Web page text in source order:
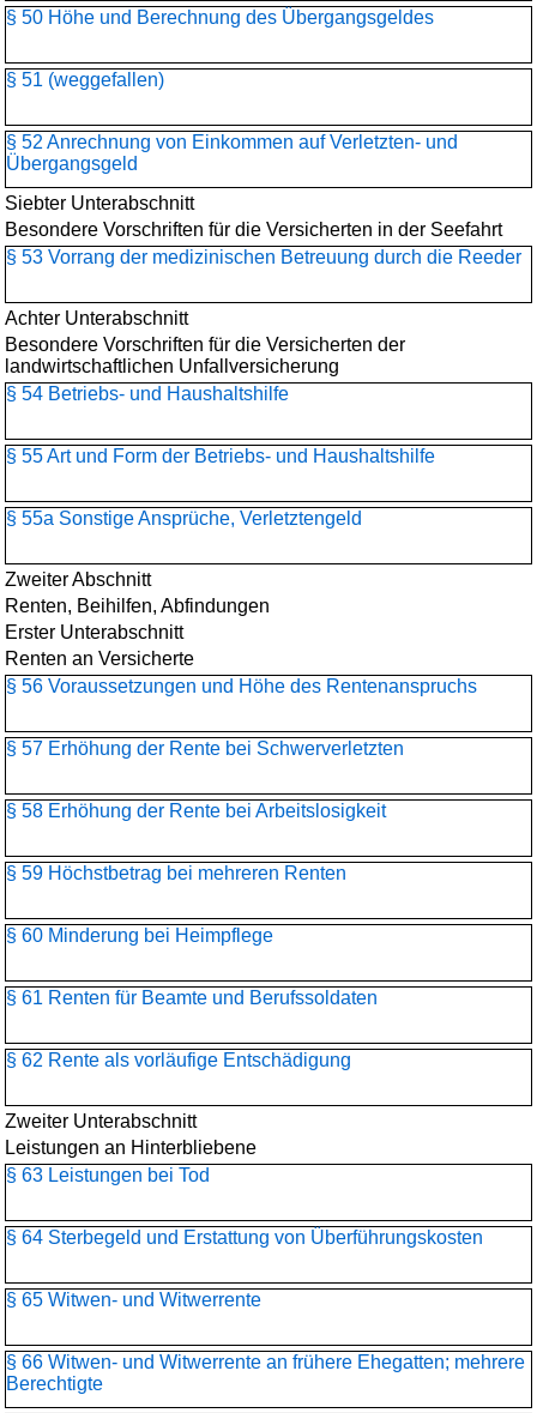
§ 50 Höhe und Berechnung des Übergangsgeldes
§ 51 (weggefallen)
§ 52 Anrechnung von Einkommen auf Verletzten- und
Übergangsgeld
Siebter Unterabschnitt
Besondere Vorschriften für die Versicherten in der Seefahrt
§ 53 Vorrang der medizinischen Betreuung durch die Reeder
Achter Unterabschnitt
Besondere Vorschriften für die Versicherten der
landwirtschaftlichen Unfallversicherung
§ 54 Betriebs- und Haushaltshilfe
§ 55 Art und Form der Betriebs- und Haushaltshilfe
§ 55a Sonstige Ansprüche, Verletztengeld
Zweiter Abschnitt
Renten, Beihilfen, Abfindungen
Erster Unterabschnitt
Renten an Versicherte
§ 56 Voraussetzungen und Höhe des Rentenanspruchs
§ 57 Erhöhung der Rente bei Schwerverletzten
§ 58 Erhöhung der Rente bei Arbeitslosigkeit
§ 59 Höchstbetrag bei mehreren Renten
§ 60 Minderung bei Heimpflege
§ 61 Renten für Beamte und Berufssoldaten
§ 62 Rente als vorläufige Entschädigung
Zweiter Unterabschnitt
Leistungen an Hinterbliebene
§ 63 Leistungen bei Tod
§ 64 Sterbegeld und Erstattung von Überführungskosten
§ 65 Witwen- und Witwerrente
§ 66 Witwen- und Witwerrente an frühere Ehegatten; mehrere
Berechtigte